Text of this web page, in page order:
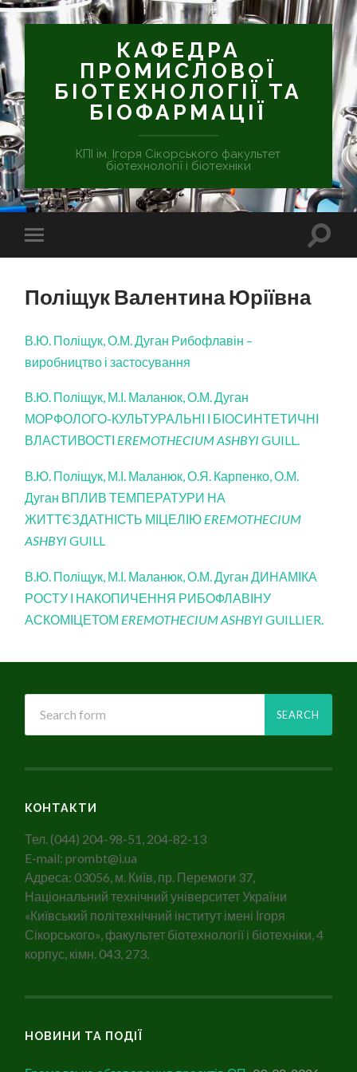
КАФЕДРА
ПРОМИСЛОВОЇ
БІОТЕХНОЛОГІЇ ТА
БІОФАРМАЦІЇ
КПІ ім. Ігоря Сікорського факультет
біотехнології і біотехніки
Поліщук Валентина Юріївна
В.Ю. Поліщук, О.М. Дуган Рибофлавін –
виробництво і застосування
В.Ю. Поліщук, М.І. Маланюк, О.М. Дуган
МОРФОЛОГО-КУЛЬТУРАЛЬНІ І БІОСИНТЕТИЧНІ
ВЛАСТИВОСТІ EREMOTHECIUM ASHBYI GUILL.
В.Ю. Поліщук, М.І. Маланюк, О.Я. Карпенко, О.М.
Дуган ВПЛИВ ТЕМПЕРАТУРИ НА
ЖИТТЄЗДАТНІСТЬ МІЦЕЛІЮ EREMOTHECIUM
ASHBYIGUILL
В.Ю. Поліщук, М.І. Маланюк, О.М. Дуган ДИНАМІКА
РОСТУ І НАКОПИЧЕННЯ РИБОФЛАВІНУ
АСКОМІЦЕТОМ EREMOTHECIUM ASHBYIGUILLIER.
КОНТАКТИ
Тел. (044) 204-98-51, 204-82-13
E-mail: prombt@i.ua
Адреса: 03056, м. Київ, пр. Перемоги 37,
Національний технічний університет України
«Київський політехнічний інститут імені Ігоря
Сікорського», факультет біотехнології і біотехніки, 4
корпус, кімн. 043, 273.
НОВИНИ ТА ПОДІЇ